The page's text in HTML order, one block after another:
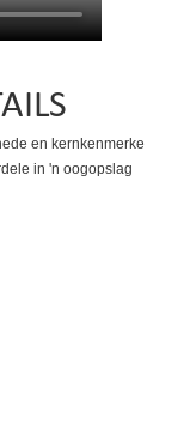
en kernkenmerke
in 'n oogopslag